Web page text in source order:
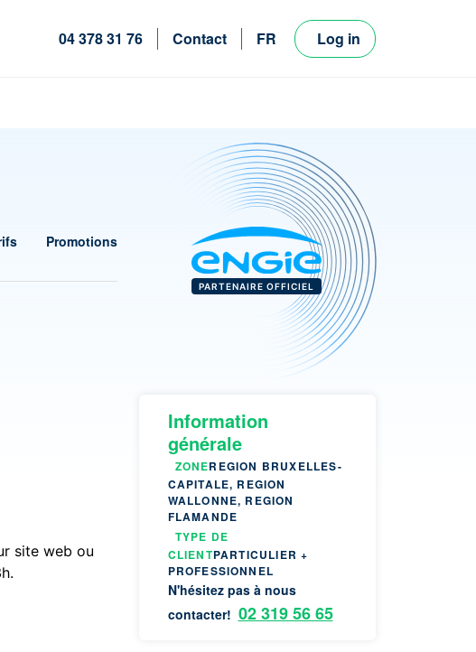
04 378 31 76 Contact
FR
Log in
Promotions
site web ou
PARTENAIRE OFFICIEL
Information
générale
ZONEREGION BRUXELLES-
CAPITALE, REGION
WALLONNE, REGION
FLAMANDE
TYPE DE
CLIENTPARTICULIER +
PROFESSIONNEL
N'hésitez pas à nous
contacter! 02 319 56 65